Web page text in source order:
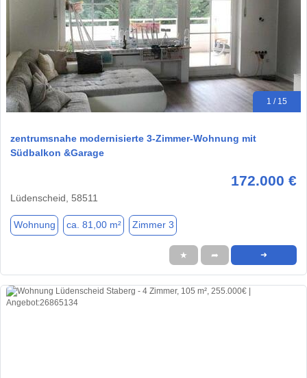
1 / 15
zentrumsnahe modernisierte 3-Zimmer-Wohnung mit
Südbalkon &Garage
172.000 €
Lüdenscheid, 58511
Wohnung ca. 81,00 m² Zimmer 3
★ ➦ ➜